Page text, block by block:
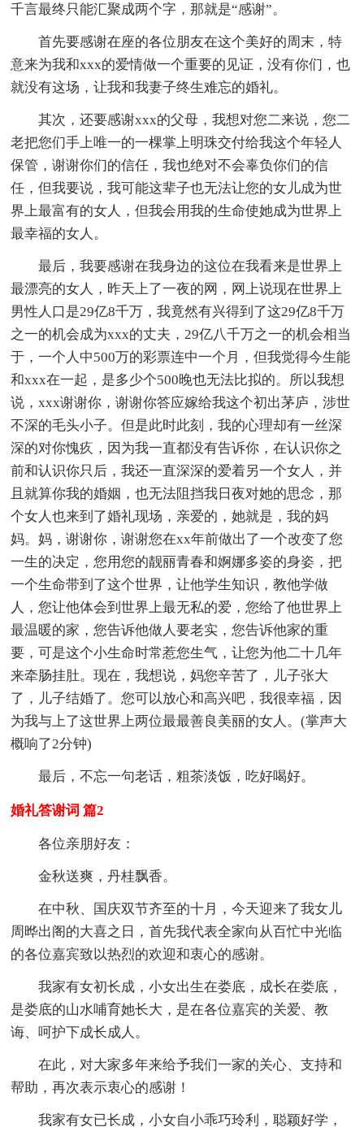
千言最终只能汇聚成两个字，那就是“感谢”。
首先要感谢在座的各位朋友在这个美好的周末，特
意来为我和xxx的爱情做一个重要的见证，没有你们，也
就没有这场，让我和我妻子终生难忘的婚礼。
其次，还要感谢xxx的父母，我想对您二来说，您二
老把您们手上唯一的一棵掌上明珠交付给我这个年轻人
保管，谢谢你们的信任，我也绝对不会辜负你们的信
任，但我要说，我可能这辈子也无法让您的女儿成为世
界上最富有的女人，但我会用我的生命使她成为世界上
最幸福的女人。
最后，我要感谢在我身边的这位在我看来是世界上
最漂亮的女人，昨天上了一夜的网，网上说现在世界上
男性人口是29亿8千万，我竟然有兴得到了这29亿8千万
之一的机会成为xxx的丈夫，29亿八千万之一的机会相当
于，一个人中500万的彩票连中一个月，但我觉得今生能
和xxx在一起，是多少个500晚也无法比拟的。所以我想
说，xxx谢谢你，谢谢你答应嫁给我这个初出茅庐，涉世
不深的毛头小子。但是此时此刻，我的心理却有一丝深
深的对你愧疚，因为我一直都没有告诉你，在认识你之
前和认识你只后，我还一直深深的爱着另一个女人，并
且就算你我的婚姻，也无法阻挡我日夜对她的思念，那
个女人也来到了婚礼现场，亲爱的，她就是，我的妈
妈。妈，谢谢你，谢谢您在xx年前做出了一个改变了您
一生的决定，您用您的靓丽青春和婀娜多姿的身姿，把
一个生命带到了这个世界，让他学生知识，教他学做
人，您让他体会到世界上最无私的爱，您给了他世界上
最温暖的家，您告诉他做人要老实，您告诉他家的重
要，可是这个小生命时常惹您生气，让您为他二十几年
来牵肠挂肚。现在，我想说，妈您辛苦了，儿子张大
了，儿子结婚了。您可以放心和高兴吧，我很幸福，因
为我与上了这世界上两位最最善良美丽的女人。(掌声大
概响了2分钟)
最后，不忘一句老话，粗茶淡饭，吃好喝好。
婚礼答谢词 篇2
各位亲朋好友：
金秋送爽，丹桂飘香。
在中秋、国庆双节齐至的十月，今天迎来了我女儿
周晔出阁的大喜之日，首先我代表全家向从百忙中光临
的各位嘉宾致以热烈的欢迎和衷心的感谢。
我家有女初长成，小女出生在娄底，成长在娄底，
是娄底的山水哺育她长大，是在各位嘉宾的关爱、教
诲、呵护下成长成人。
在此， 对大家多年来给予我们一家的关心、支持和
帮助，再次表示衷心的感谢！
我家有女已长成，小女自小乖巧玲利，聪颖好学，